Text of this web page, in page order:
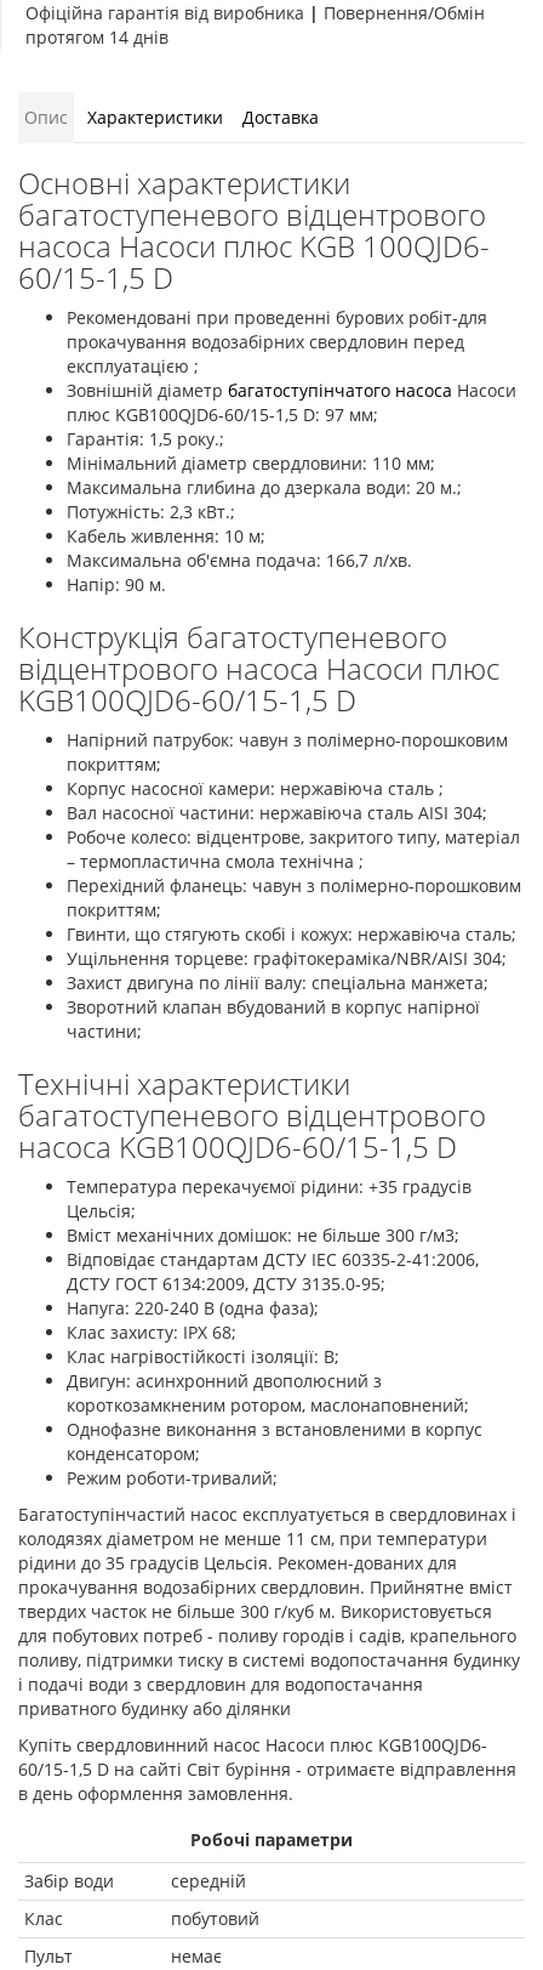
Офіційна гарантія від виробника | Повернення/Обмін
протягом 14 днів
Опис Характеристики Доставка
Основні характеристики
багатоступеневого відцентрового
насоса Насоси плюс KGB 100QJD6-
60/15-1,5 D
Рекомендовані при проведенні бурових робіт-для
прокачування водозабірних свердловин перед
експлуатацією ;
Зовнішній діаметр багатоступінчатого насоса Насоси
плюс KGB100QJD6-60/15-1,5 D: 97 мм;
Гарантія: 1,5 року.;
Мінімальний діаметр свердловини: 110 мм;
Максимальна глибина до дзеркала води: 20 м.;
Потужність: 2,3 кВт.;
Кабель живлення: 10 м;
Максимальна об'ємна подача: 166,7 л/хв.
Напір: 90 м.
Конструкція багатоступеневого
відцентрового насоса Насоси плюс
KGB100QJD6-60/15-1,5 D
Напірний патрубок: чавун з полімерно-порошковим
покриттям;
Корпус насосної камери: нержавіюча сталь ;
Вал насосної частини: нержавіюча сталь AISI 304;
Робоче колесо: відцентрове, закритого типу, матеріал
– термопластична смола технічна ;
Перехідний фланець: чавун з полімерно-порошковим
покриттям;
Гвинти, що стягують скобі і кожух: нержавіюча сталь;
Ущільнення торцеве: графітокераміка/NBR/AISI 304;
Захист двигуна по лінії валу: спеціальна манжета;
Зворотний клапан вбудований в корпус напірної
частини;
Технічні характеристики
багатоступеневого відцентрового
насоса KGB100QJD6-60/15-1,5 D
Температура перекачуємої рідини: +35 градусів
Цельсія;
Вміст механічних домішок: не більше 300 г/м3;
Відповідає стандартам ДСТУ ІЕС 60335-2-41:2006,
ДСТУ ГОСТ 6134:2009, ДСТУ 3135.0-95;
Напуга: 220-240 В (одна фаза);
Клас захисту: ІРХ 68;
Клас нагрівостійкості ізоляції: В;
Двигун: асинхронний двополюсний з
короткозамкненим ротором, маслонаповнений;
Однофазне виконання з встановленими в корпус
конденсатором;
Режим роботи-тривалий;
Багатоступінчастий насос експлуатується в свердловинах і
колодязях діаметром не менше 11 см, при температури
рідини до 35 градусів Цельсія. Рекомен-дованих для
прокачування водозабірних свердловин. Прийнятне вміст
твердих часток не більше 300 г/куб м. Використовується
для побутових потреб - поливу городів і садів, крапельного
поливу, підтримки тиску в системі водопостачання будинку
і подачі води з свердловин для водопостачання
приватного будинку або ділянки
Купіть свердловинний насос Насоси плюс KGB100QJD6-
60/15-1,5 D на сайті Світ буріння - отримаєте відправлення
в день оформлення замовлення.
Робочі параметри
Забір води
середній
Клас
побутовий
Пульт
немає